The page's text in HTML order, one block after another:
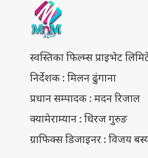
स्वस्तिका फिल्म्स प्राइभेट
निर्देशक : मिलन ढुंगाना
प्रधान सम्पादक : मदन रिजाल
क्यामेराम्यान : धिरज गुरुङ
ग्राफिक्स डिजाइनर : विजय